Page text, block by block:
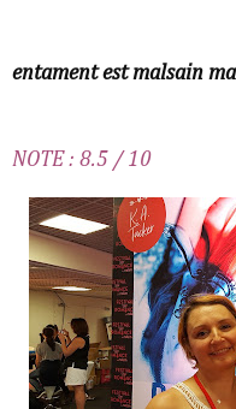
entament est malsain
NOTE : 8.5 / 10